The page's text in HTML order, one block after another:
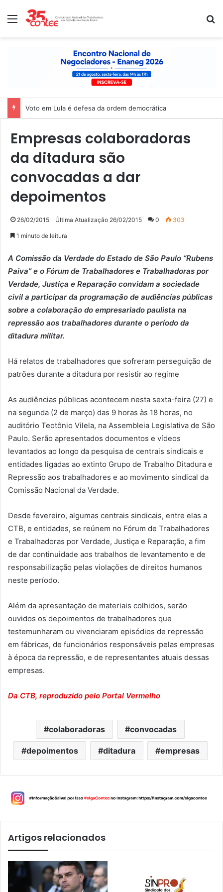
Menu
Voto em Lula é defesa da ordem democrática
Empresas colaboradoras
da ditadura são
convocadas a dar
depoimentos
26/02/2015 Última Atualização 26/02/2015 0 303
1 minuto de leitura
A Comissão da Verdade do Estado de São Paulo “Rubens
Paiva” e o Fórum de Trabalhadores e Trabalhadoras por
Verdade, Justiça e Reparação convidam a sociedade
civil a participar da programação de audiências públicas
sobre a colaboração do empresariado paulista na
repressão aos trabalhadores durante o período da
ditadura militar.
Há relatos de trabalhadores que sofreram perseguição de
patrões durante a ditadura por resistir ao regime
As audiências públicas acontecem nesta sexta-feira (27) e
na segunda (2 de março) das 9 horas às 18 horas, no
auditório Teotônio Vilela, na Assembleia Legislativa de São
Paulo. Serão apresentados documentos e vídeos
levantados ao longo da pesquisa de centrais sindicais e
entidades ligadas ao extinto Grupo de Trabalho Ditadura e
Repressão aos trabalhadores e ao movimento sindical da
Comissão Nacional da Verdade.
Desde fevereiro, algumas centrais sindicais, entre elas a
CTB, e entidades, se reúnem no Fórum de Trabalhadores
e Trabalhadoras por Verdade, Justiça e Reparação, a fim
de dar continuidade aos trabalhos de levantamento e de
responsabilização pelas violações de direitos humanos
neste período.
Além da apresentação de materiais colhidos, serão
ouvidos os depoimentos de trabalhadores que
testemunharam ou vivenciaram episódios de repressão
em fábricas, de funcionários responsáveis pelas empresas
à época da repressão, e de representantes atuais dessas
empresas.
Da CTB, reproduzido pelo Portal Vermelho
colaboradoras convocadas
depoimentos ditadura empresas
Artigos relacionados